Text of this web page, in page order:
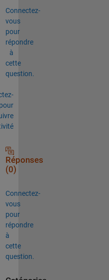
Connectez-
vous
pour
répondre
à
cette
question.
Réponses
(0)
Connectez-
vous
pour
répondre
à
cette
question.